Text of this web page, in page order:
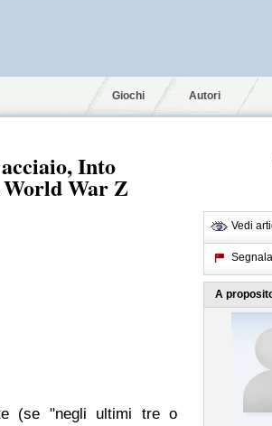
Giochi Autori
Into
War Z
(se "negli ultimi tre o
Vedi
A